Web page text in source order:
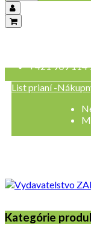
+421 909 114
List prianí -
Kategórie